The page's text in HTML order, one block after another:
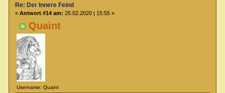
Quaint
Username: Quaint
Re: Der Innere Feind
« Antwort #14 am: 25.02.2020 | 15:55 »